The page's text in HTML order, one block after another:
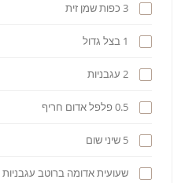
3 כפות שמן זית
1 בצל גדול
2 עגבניות
0.5 פלפל אדום חריף
5 שיני שום
שעועית אדומה ברוטב